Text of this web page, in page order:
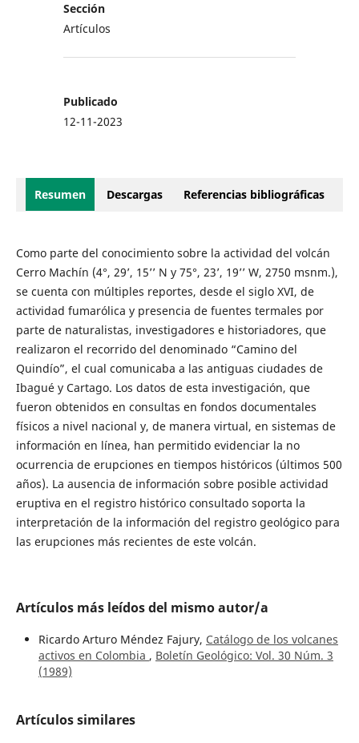
Sección
Artículos
Publicado
12-11-2023
Resumen Descargas Referencias bibliográficas
Como parte del conocimiento sobre la actividad del volcán
Cerro Machín (4°, 29’, 15’’ N y 75°, 23’, 19’’ W, 2750 msnm.),
se cuenta con múltiples reportes, desde el siglo XVI, de
actividad fumarólica y presencia de fuentes termales por
parte de naturalistas, investigadores e historiadores, que
realizaron el recorrido del denominado “Camino del
Quindío”, el cual comunicaba a las antiguas ciudades de
Ibagué y Cartago. Los datos de esta investigación, que
fueron obtenidos en consultas en fondos documentales
físicos a nivel nacional y, de manera virtual, en sistemas de
información en línea, han permitido evidenciar la no
ocurrencia de erupciones en tiempos históricos (últimos 500
años). La ausencia de información sobre posible actividad
eruptiva en el registro histórico consultado soporta la
interpretación de la información del registro geológico para
las erupciones más recientes de este volcán.
Artículos más leídos del mismo autor/a
Ricardo Arturo Méndez Fajury, Catálogo de los volcanes
activos en Colombia , Boletín Geológico: Vol. 30 Núm. 3
(1989)
Artículos similares